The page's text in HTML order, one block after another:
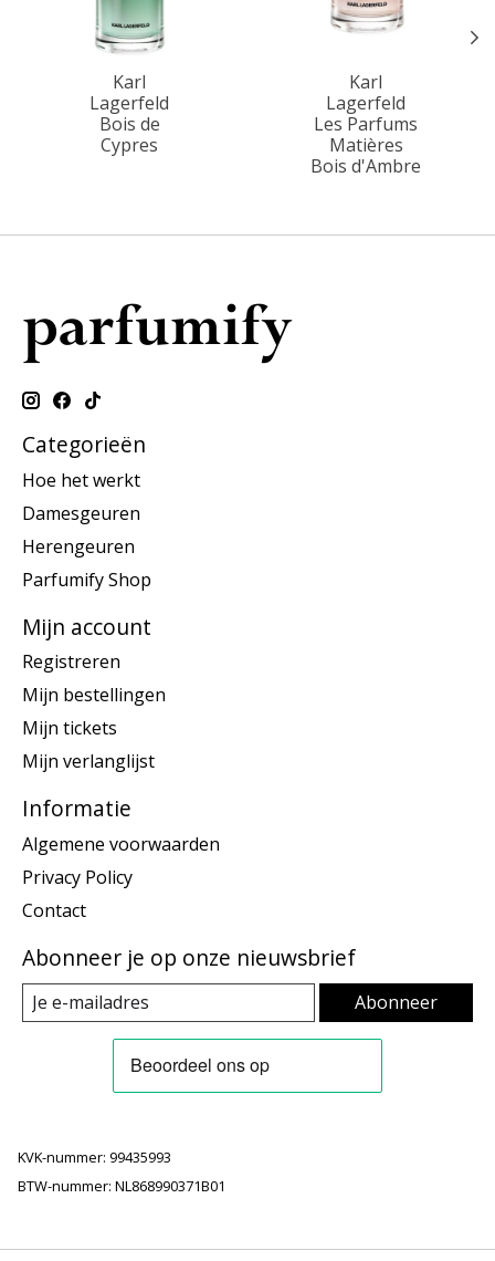
Karl
Lagerfeld
Bois de
Cypres
Karl
Lagerfeld
Les Parfums
Matières
Bois d'Ambre
Categorieën
Hoe het werkt
Damesgeuren
Herengeuren
Parfumify Shop
Mijn account
Registreren
Mijn bestellingen
Mijn tickets
Mijn verlanglijst
Informatie
Algemene voorwaarden
Privacy Policy
Contact
Abonneer je op onze nieuwsbrief
Abonneer
KVK-nummer: 99435993
BTW-nummer: NL868990371B01